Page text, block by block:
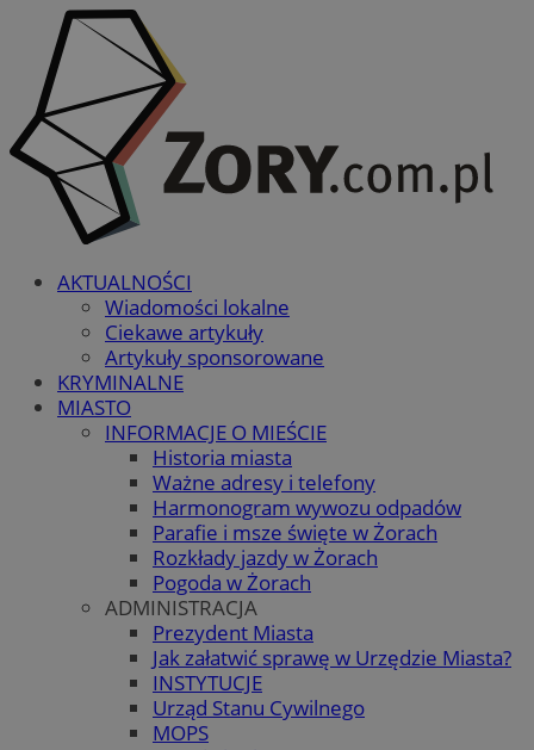
AKTUALNOŚCI
Wiadomości lokalne
Ciekawe artykuły
Artykuły sponsorowane
KRYMINALNE
MIASTO
INFORMACJE O MIEŚCIE
Historia miasta
Ważne adresy i telefony
Harmonogram wywozu odpadów
Parafie i msze święte w Żorach
Rozkłady jazdy w Żorach
Pogoda w Żorach
ADMINISTRACJA
Prezydent Miasta
Jak załatwić sprawę w Urzędzie Miasta?
INSTYTUCJE
Urząd Stanu Cywilnego
MOPS